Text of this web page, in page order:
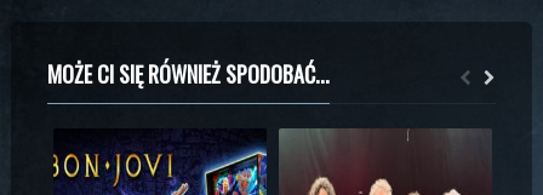
MOŻE CI SIĘ RÓWNIEŻ SPODOBAĆ...